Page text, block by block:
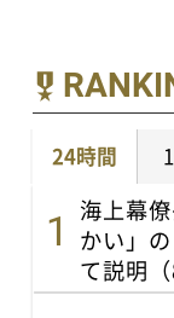
24時間
海上幕
かい」
て説明（